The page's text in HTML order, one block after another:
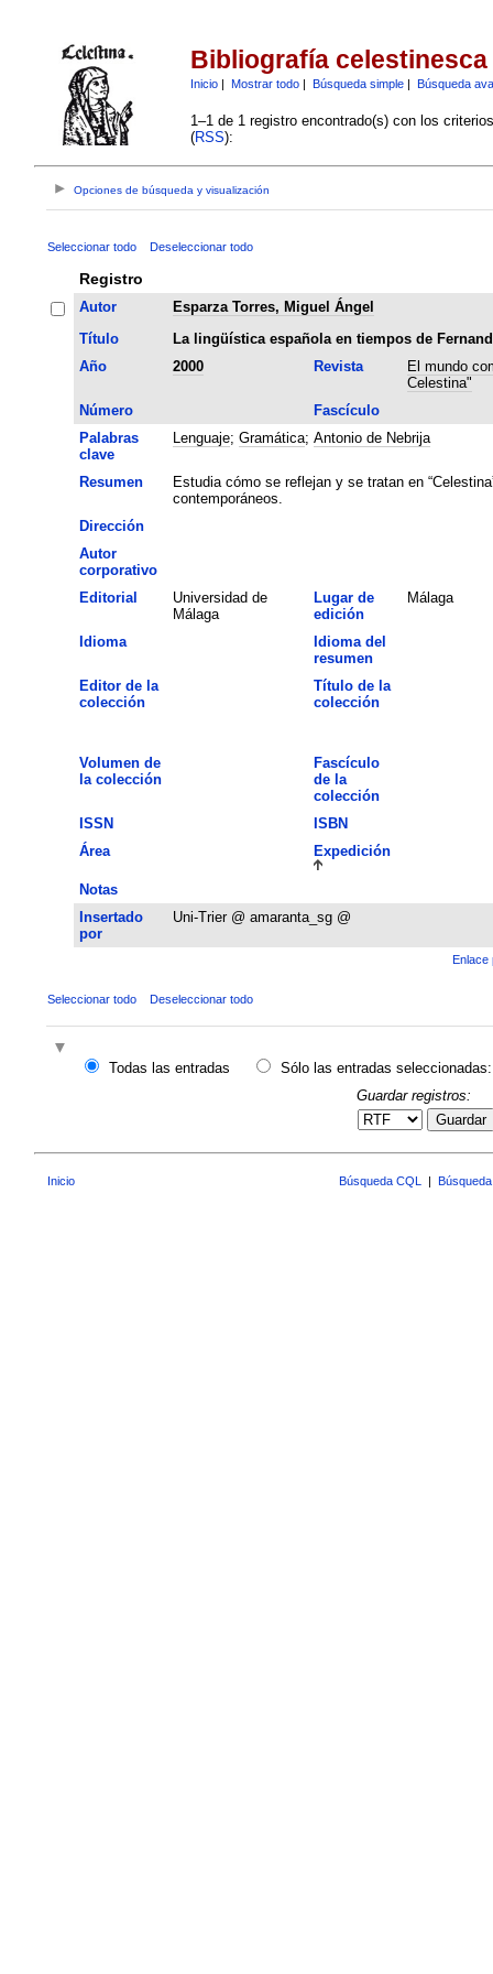
Bibliografía celestinesca
Inicio| Mostrar todo| Búsqueda simple| Búsqueda
1–1 de 1 registro encontrado(s) con los
(RSS):
Opciones de búsqueda y visualización
Seleccionar todo Deseleccionar todo
Registro
Autor
Esparza Torres, Miguel Ángel
Título
La lingüística española en tiempos de
Año
2000 Revista
El mundo
Celestina"
Número
Fascículo
Palabras
clave
Lenguaje; Gramática; Antonio de Nebrija
Resumen
Estudia cómo se reflejan y se tratan en
contemporáneos.
Dirección
Autor
corporativo
Editorial
Universidad de
Málaga
Lugar de
edición
Málaga
Idioma
Idioma del
resumen
Editor de la
colección
Título de la
colección
Volumen de
la colección
Fascículo
de la
colección
ISSN
ISBN
Área
Expedición
Notas
Insertado
por
Uni-Trier @ amaranta_sg @
Enlace
Seleccionar todo Deseleccionar todo
Todas las entradas
Sólo las entradas seleccionadas:
Guardar registros:
Guardar
Inicio Búsqueda CQL